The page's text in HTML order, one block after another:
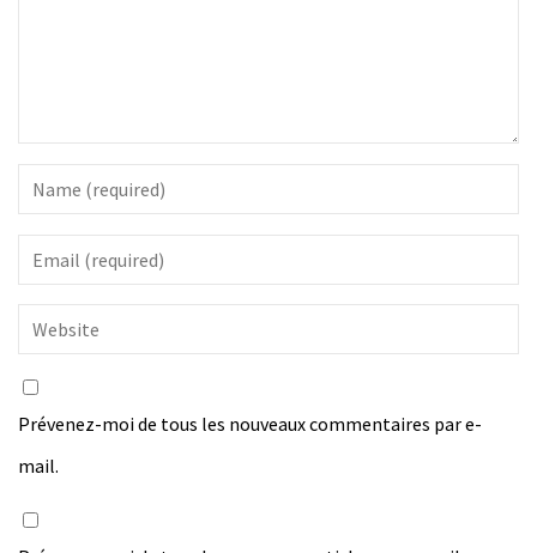
Prévenez-moi de tous les nouveaux commentaires par e-
mail.